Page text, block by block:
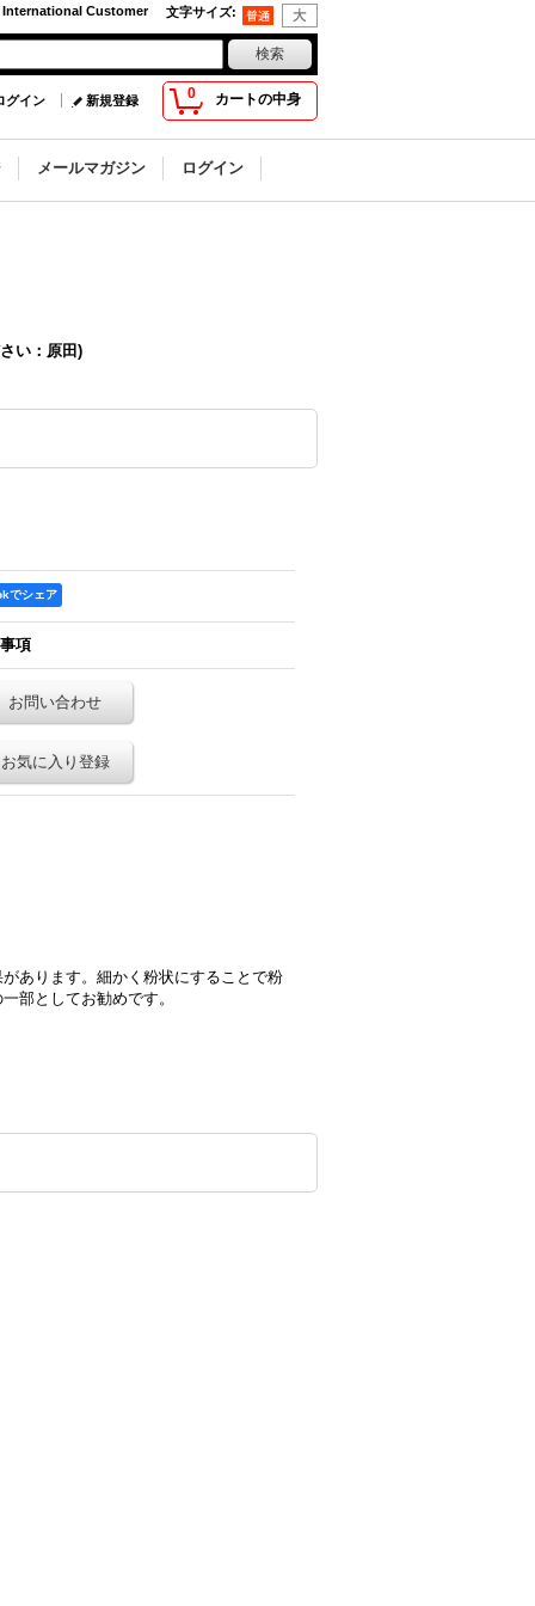
文字サイズ:
International Customer
0 カートの中身
グイン 新規登録
メールマガジン ログイン
い：原田)
でシェア
項
お問い合わせ
お気に入り登録
あります。細かく粉状にすることで粉
部としてお勧めです。